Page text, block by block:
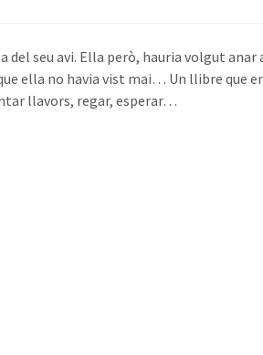
del seu avi. Ella però, hauria volgut
que ella no havia vist mai… Un llibre que
llavors, regar, esperar…